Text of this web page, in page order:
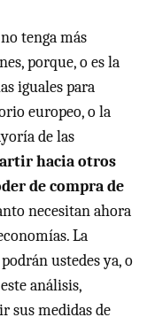
tenga más
porque, o es la
iguales para
europeo, o la
de las
hacia otros
de compra de
necesitan ahora
La
ustedes ya, o
análisis,
sus medidas de